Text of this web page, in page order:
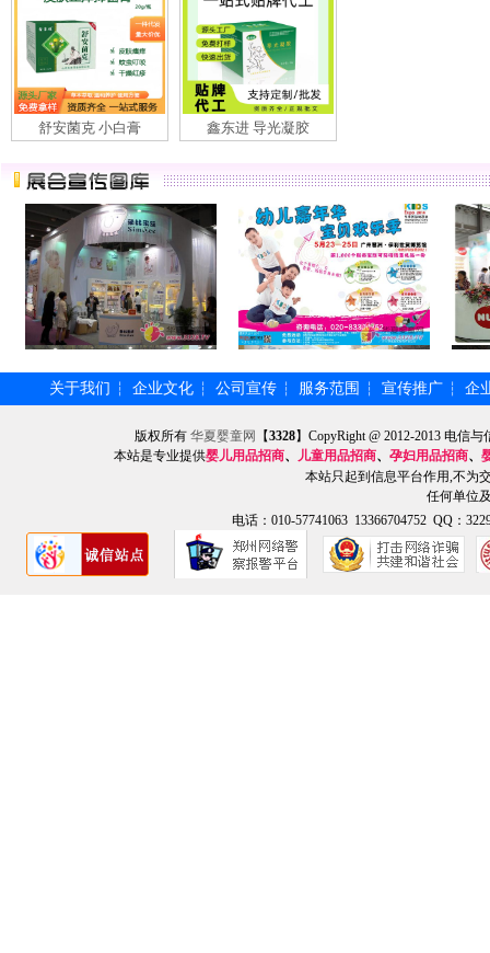
舒安菌克 小白膏 鑫东进 导光凝胶
关于我们 ┆ 企业文化 ┆ 公司宣传 ┆ 服务范围 ┆ 宣传推广 ┆ 企
版权所有华夏婴童网 【3328】CopyRight @ 2012-2013 电信
本站是专业提供婴儿用品招商、 儿童用品招商、 孕妇用品招商、
本站只起到信息平台作用,不为
任何单位
电话：010-57741063 13366704752 QQ：